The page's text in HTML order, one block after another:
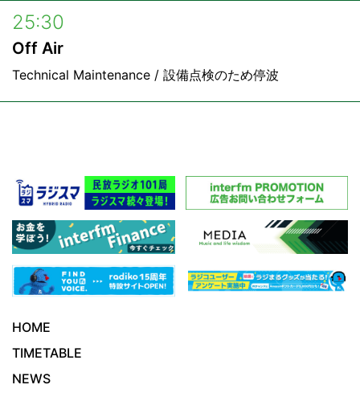
25:30
Off Air
Technical Maintenance / 設備点検のため停波
HOME
TIMETABLE
NEWS